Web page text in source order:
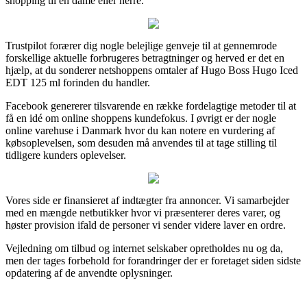
Trustpilot forærer dig nogle belejlige genveje til at gennemrode
forskellige aktuelle forbrugeres betragtninger og herved er det en
hjælp, at du sonderer netshoppens omtaler af Hugo Boss Hugo Iced
EDT 125 ml forinden du handler.
Facebook genererer tilsvarende en række fordelagtige metoder til at
få en idé om online shoppens kundefokus. I øvrigt er der nogle
online varehuse i Danmark hvor du kan notere en vurdering af
købsoplevelsen, som desuden må anvendes til at tage stilling til
tidligere kunders oplevelser.
Vores side er finansieret af indtægter fra annoncer. Vi samarbejder
med en mængde netbutikker hvor vi præsenterer deres varer, og
høster provision ifald de personer vi sender videre laver en ordre.
Vejledning om tilbud og internet selskaber opretholdes nu og da,
men der tages forbehold for forandringer der er foretaget siden sidste
opdatering af de anvendte oplysninger.